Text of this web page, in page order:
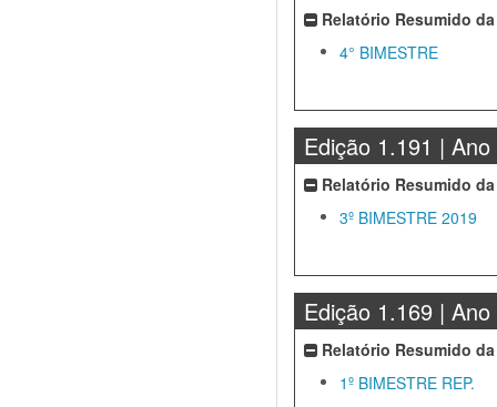
Relatório Resumido
4° BIMESTRE
Edição 1.191 | Ano
Relatório Resumido
3º BIMESTRE 2019
Edição 1.169 | Ano
Relatório Resumido
1º BIMESTRE REP.